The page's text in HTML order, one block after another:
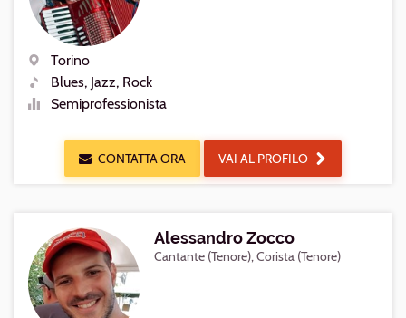
Luogo
Torino
Generi
Blues, Jazz, Rock
Semiprofessionista
CONTATTA ORA VAI AL PROFILO
Alessandro Zocco
Cantante (Tenore), Corista (Tenore)